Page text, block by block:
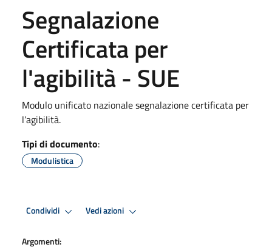
Segnalazione
Certificata per
l'agibilità - SUE
Modulo unificato nazionale segnalazione certificata per
l’agibilità.
Tipi di documento:
Modulistica
Condividi Vedi azioni
Argomenti: